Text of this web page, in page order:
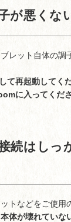
が悪くな
レット自体の調
て再起動してく
に入ってくださ
続はしっ
トなどをご使用
体が壊れていな